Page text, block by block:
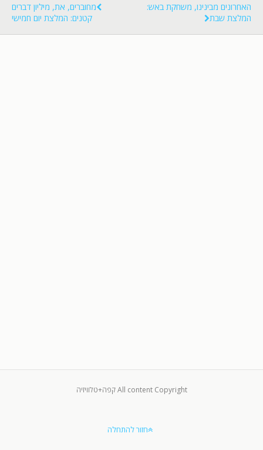
מחוברים, את, מיליון דברים
קטנים: המלצת יום חמישי
האחרונים מבינינו, משחקת באש:
המלצת שבת
All content Copyright קפה+טלוויזיה
חזור להתחלה